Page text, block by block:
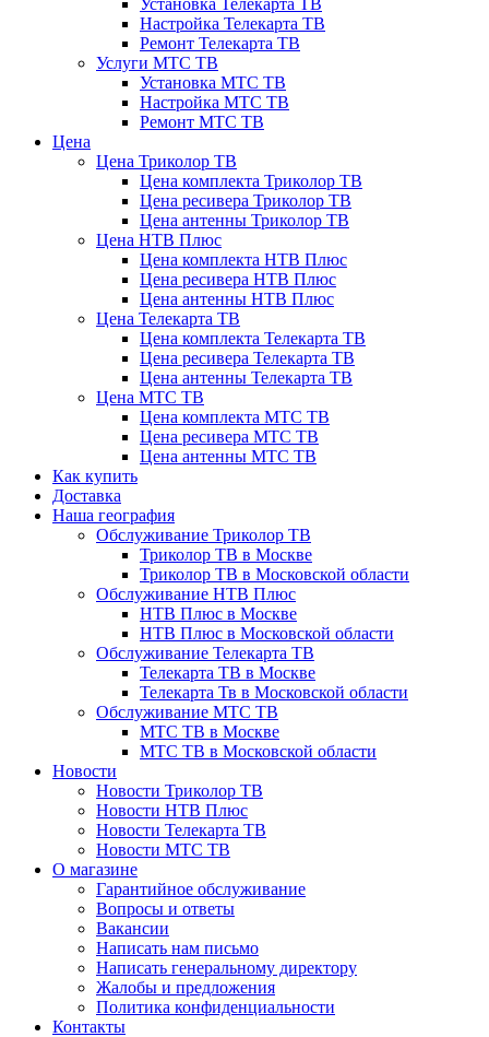
Установка Телекарта ТВ
Настройка Телекарта ТВ
Ремонт Телекарта ТВ
Услуги МТС ТВ
Установка МТС ТВ
Настройка МТС ТВ
Ремонт МТС ТВ
Цена
Цена Триколор ТВ
Цена комплекта Триколор ТВ
Цена ресивера Триколор ТВ
Цена антенны Триколор ТВ
Цена НТВ Плюс
Цена комплекта НТВ Плюс
Цена ресивера НТВ Плюс
Цена антенны НТВ Плюс
Цена Телекарта ТВ
Цена комплекта Телекарта ТВ
Цена ресивера Телекарта ТВ
Цена антенны Телекарта ТВ
Цена МТС ТВ
Цена комплекта МТС ТВ
Цена ресивера МТС ТВ
Цена антенны МТС ТВ
Как купить
Доставка
Наша география
Обслуживание Триколор ТВ
Триколор ТВ в Москве
Триколор ТВ в Московской области
Обслуживание НТВ Плюс
НТВ Плюс в Москве
НТВ Плюс в Московской области
Обслуживание Телекарта ТВ
Телекарта ТВ в Москве
Телекарта Тв в Московской области
Обслуживание МТС ТВ
МТС ТВ в Москве
МТС ТВ в Московской области
Новости
Новости Триколор ТВ
Новости НТВ Плюс
Новости Телекарта ТВ
Новости МТС ТВ
О магазине
Гарантийное обслуживание
Вопросы и ответы
Вакансии
Написать нам письмо
Написать генеральному директору
Жалобы и предложения
Политика конфиденциальности
Контакты